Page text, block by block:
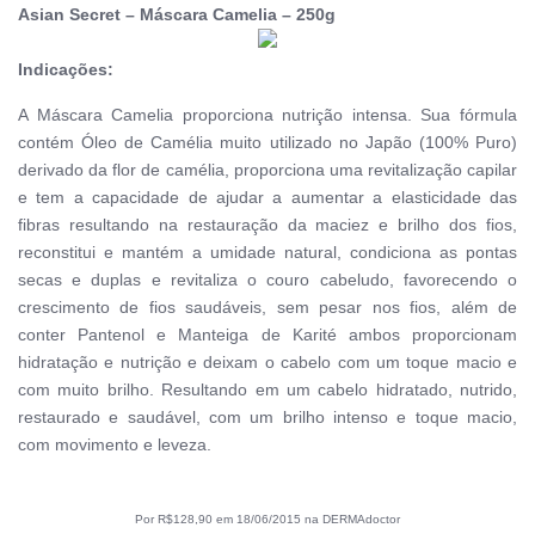
Asian Secret – Máscara Camelia – 250g
Indicações:
A Máscara Camelia proporciona nutrição intensa. Sua fórmula
contém Óleo de Camélia muito utilizado no Japão (100% Puro)
derivado da flor de camélia, proporciona uma revitalização capilar
e tem a capacidade de ajudar a aumentar a elasticidade das
fibras resultando na restauração da maciez e brilho dos fios,
reconstitui e mantém a umidade natural, condiciona as pontas
secas e duplas e revitaliza o couro cabeludo, favorecendo o
crescimento de fios saudáveis, sem pesar nos fios, além de
conter Pantenol e Manteiga de Karité ambos proporcionam
hidratação e nutrição e deixam o cabelo com um toque macio e
com muito brilho. Resultando em um cabelo hidratado, nutrido,
restaurado e saudável, com um brilho intenso e toque macio,
com movimento e leveza.
Por R$128,90 em 18/06/2015 na DERMAdoctor